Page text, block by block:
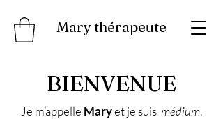
Mary thérapeute
BIENVENUE
Je m’appelle Maryet je suis médium.